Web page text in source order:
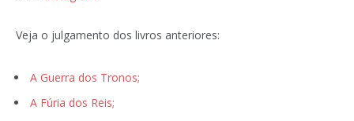
Veja o julgamento dos livros anteriores:
A Guerra dos Tronos;
A Fúria dos Reis;